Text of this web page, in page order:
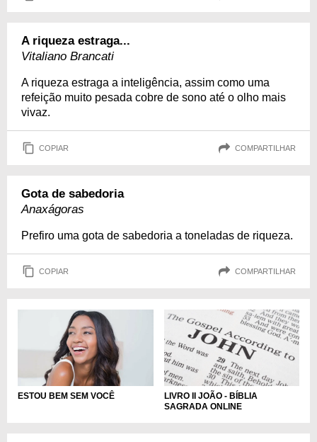
A riqueza estraga...
Vitaliano Brancati
A riqueza estraga a inteligência, assim como uma
refeição muito pesada cobre de sono até o olho mais
vivaz.
COPIAR COMPARTILHAR
Gota de sabedoria
Anaxágoras
Prefiro uma gota de sabedoria a toneladas de riqueza.
COPIAR COMPARTILHAR
ESTOU BEM SEM VOCÊ
LIVRO II JOÃO - BÍBLIA
SAGRADA ONLINE